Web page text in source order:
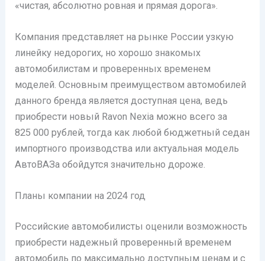
«чистая, абсолютно ровная и прямая дорога».
Компания представляет на рынке России узкую
линейку недорогих, но хорошо знакомых
автомобилистам и проверенных временем
моделей. Основным преимуществом автомобилей
данного бренда является доступная цена, ведь
приобрести новый Ravon Nexia можно всего за
825 000 рублей, тогда как любой бюджетный седан
импортного производства или актуальная модель
АвтоВАЗа обойдутся значительно дороже.
Планы компании на 2024 год
Российские автомобилисты оценили возможность
приобрести надежный проверенный временем
автомобиль по максимально доступным ценам и с